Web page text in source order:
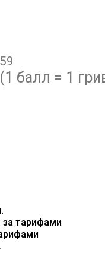
балл = 1
за тарифами